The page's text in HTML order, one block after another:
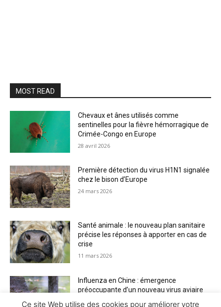
MOST READ
Chevaux et ânes utilisés comme
sentinelles pour la fièvre hémorragique de
Crimée-Congo en Europe
28 avril 2026
Première détection du virus H1N1 signalée
chez le bison d’Europe
24 mars 2026
Santé animale : le nouveau plan sanitaire
précise les réponses à apporter en cas de
crise
11 mars 2026
Influenza en Chine : émergence
préoccupante d’un nouveau virus aviaire
Ce site Web utilise des cookies pour améliorer votre